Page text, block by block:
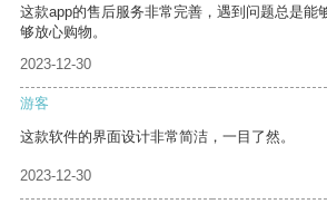
这款app的售后服务非常完善，遇到问题总是能
够放心购物。
2023-12-30
游客
这款软件的界面设计非常简洁，一目了然。
2023-12-30